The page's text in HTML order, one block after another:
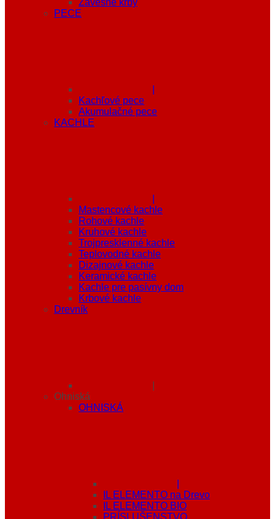
Závesné krby
PECE
Kachľové pece
Akumulačné pece
KACHLE
Mastencové kachle
Rohové kachle
Kruhové kachle
Trojpresklenné kachle
Teplovodné kachle
Dizajnové kachle
Keramické kachle
Kachle pre pasívny dom
Krbové kachle
Drevník
Ohniská
OHNISKÁ
IL ELEMENTO na Drevo
IL ELEMENTO BIO
PRÍSLUŠENSTVO